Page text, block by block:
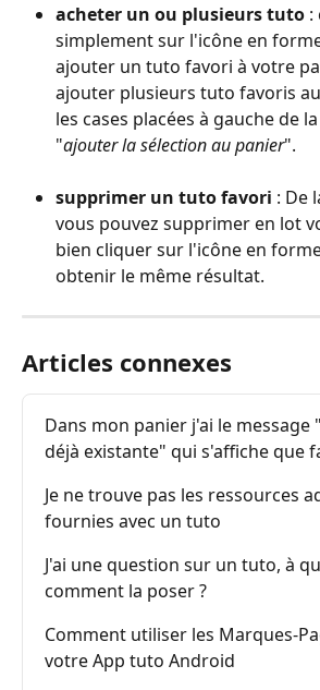
acheter un ou plusieurs tuto :
simplement sur l'icône en
ajouter un tuto favori à votre
ajouter plusieurs tuto favoris
les cases placées à gauche de
"ajouter la sélection au panier".
supprimer un tuto favori : De
vous pouvez supprimer en lot
bien cliquer sur l'icône en
obtenir le même résultat.
Articles connexes
Dans mon panier j'ai le message
déjà existante" qui s'affiche que
Je ne trouve pas les ressources
fournies avec un tuto
J'ai une question sur un tuto, à
comment la poser ?
Comment utiliser les Marques-
votre App tuto Android